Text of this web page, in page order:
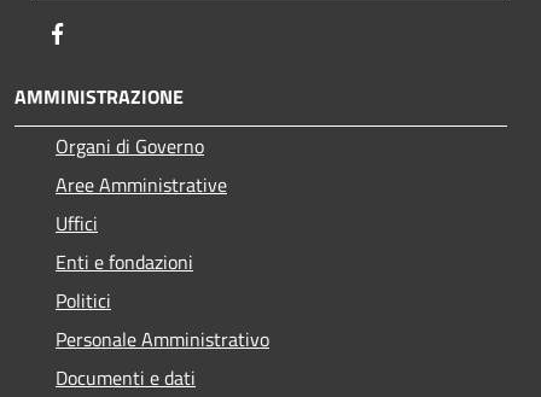
AMMINISTRAZIONE
Organi di Governo
Aree Amministrative
Uffici
Enti e fondazioni
Politici
Personale Amministrativo
Documenti e dati